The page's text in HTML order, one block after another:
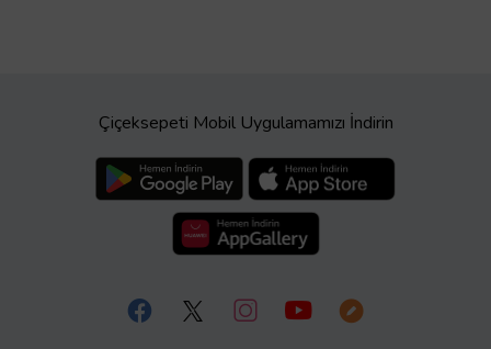
Çiçeksepeti Mobil Uygulamamızı İndirin